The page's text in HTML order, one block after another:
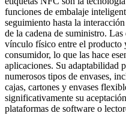
funciones de embalaje
seguimiento hasta la
de la cadena de suministro.
vínculo físico entre el producto
consumidor, lo que las hace
aplicaciones. Su adaptabilidad
numerosos tipos de envases,
cajas, cartones y envases
significativamente su
plataformas de software o